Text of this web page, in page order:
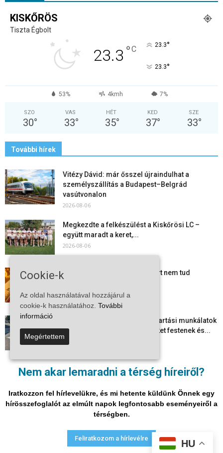
Nem akar lemaradni a térség híreiről?
Iratkozzon fel hírlevelükre, és mi hetente küldünk Önnek egy
hírösszefoglalót az elmúlt napok legfontosabb eseményeiről a
térségben.
Feliratkozom a hírlevélre
KISKŐRÖS
Tiszta Égbolt
23.3 °C 23.3°
23.3°
53% 4kmh 7%
SZO
30°
VAS
33°
HÉT
35°
KED
37°
SZE
33°
További hírek
Vitézy Dávid: már ősszel újraindulhat a
személyszállítás a Budapest–Belgrád
vasútvonalon
2026-08-06
Megkezdte a felkészülést a Kiskőrösi LC –
együtt maradt a keret,...
2026-08-06
Mi történik Európa felett? Ezért nem tud
2026-08-05
Folyamatosak a nyári karbantartási munkálatok
Kiskőrösön – útburkolati jeleket festenek és...
2026-08-05
Több száz gyorshajtót és ittas sofőrt szűrtek ki
Bács-Kiskun útjain –...
2026-08-04
Adatvédelmi nyilatkozat Médiaajánlat Impresszum
HU
Cookie-k
Az oldal használatával hozzájárul a
cookie-k használatához. További
információ
Megértettem